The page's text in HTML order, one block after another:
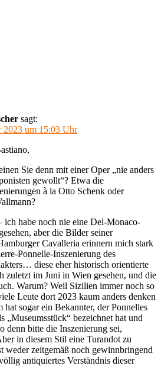
sagt:
2023 um 15:03 Uhr
Sie denn mit einer Oper „nie anders
gewollt“? Etwa die
à la Otto Schenk oder
habe noch nie eine Del-Monaco-
aber die Bilder seiner
Cavalleria erinnern mich stark
Ponnelle-Inszenierung des
diese eher historisch orientierte
zuletzt im Juni in Wien gesehen, und die
Warum? Weil Sizilien immer noch so
Leute dort 2023 kaum anders denken
hat sogar ein Bekannter, der Ponnelles
„Museumsstück“ bezeichnet hat und
denn bitte die Inszenierung sei,
in diesem Stil eine Turandot zu
weder zeitgemäß noch gewinnbringend
antiquiertes Verständnis dieser